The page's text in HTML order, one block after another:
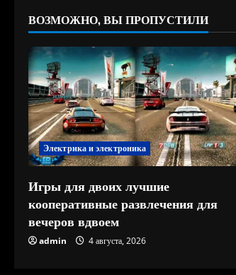
ВОЗМОЖНО, ВЫ ПРОПУСТИЛИ
Электрика и электроника
Игры для двоих лучшие
кооперативные развлечения для
вечеров вдвоем
admin 4 августа, 2026